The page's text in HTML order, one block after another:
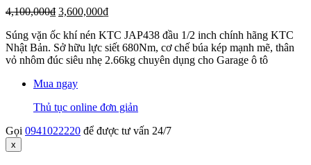
4,100,000₫ Giá
là:
4,100,000₫.
3,600,000₫Giá
tại
là:
3,600,000₫.
Súng vặn ốc khí nén KTC JAP438 đầu 1/2 inch chính hãng KTC
Nhật Bản. Sở hữu lực siết 680Nm, cơ chế búa kép mạnh mẽ, thân
vỏ nhôm đúc siêu nhẹ 2.66kg chuyên dụng cho Garage ô tô
Mua ngay
Thủ tục online đơn giản
Gọi 0941022220 để được tư vấn 24/7
x